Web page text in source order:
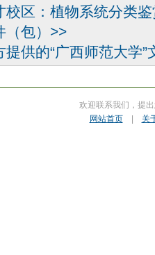
校区：植物系统分类
（包）>>
供的“广西师范大学”
欢迎联系我们，提
网站首页| 关